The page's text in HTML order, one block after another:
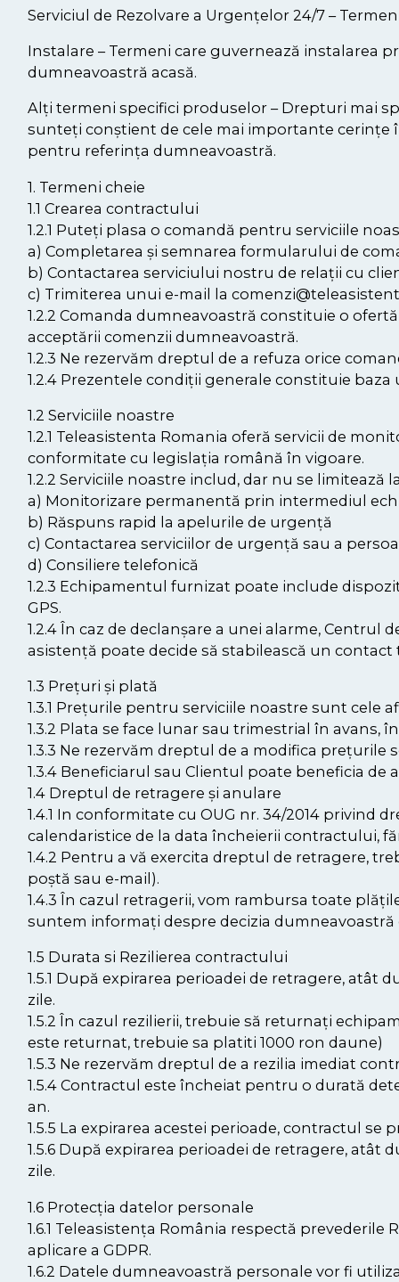
Serviciul de Rezolvare a Urgențelor 24/7 –
Instalare – Termeni care guvernează instalarea
dumneavoastră acasă.
Alți termeni specifici produselor – Drepturi mai
sunteți conștient de cele mai importante cerințe
pentru referința dumneavoastră.
1. Termeni cheie
1.1 Crearea contractului
1.2.1 Puteți plasa o comandă pentru serviciile
a) Completarea și semnarea formularului de
b) Contactarea serviciului nostru de relații cu
c) Trimiterea unui e-mail la
1.2.2 Comanda dumneavoastră constituie o
acceptării comenzii dumneavoastră.
1.2.3 Ne rezervăm dreptul de a refuza orice
1.2.4 Prezentele condiții generale constituie
1.2 Serviciile noastre
1.2.1 Teleasistenta Romania oferă servicii de
conformitate cu legislația română în vigoare.
1.2.2 Serviciile noastre includ, dar nu se limitează
a) Monitorizare permanentă prin intermediul
b) Răspuns rapid la apelurile de urgență
c) Contactarea serviciilor de urgență sau a
d) Consiliere telefonică
1.2.3 Echipamentul furnizat poate include
GPS.
1.2.4 În caz de declanșare a unei alarme,
asistență poate decide să stabilească un
1.3 Prețuri și plată
1.3.1 Prețurile pentru serviciile noastre sunt
1.3.2 Plata se face lunar sau trimestrial în
1.3.3 Ne rezervăm dreptul de a modifica prețurile
1.3.4 Beneficiarul sau Clientul poate beneficia
1.4 Dreptul de retragere și anulare
1.4.1 In conformitate cu OUG nr. 34/2014
calendaristice de la data încheierii contractului,
1.4.2 Pentru a vă exercita dreptul de retragere,
poștă sau e-mail).
1.4.3 În cazul retragerii, vom rambursa toate
suntem informați despre decizia dumneavoastră
1.5 Durata si Rezilierea contractului
1.5.1 După expirarea perioadei de retragere,
zile.
1.5.2 În cazul rezilierii, trebuie să returnați
este returnat, trebuie sa platiti 1000 ron daune)
1.5.3 Ne rezervăm dreptul de a rezilia imediat
1.5.4 Contractul este încheiat pentru o durată
an.
1.5.5 La expirarea acestei perioade, contractul
1.5.6 După expirarea perioadei de retragere,
zile.
1.6 Protecția datelor personale
1.6.1 Teleasistența România respectă
aplicare a GDPR.
1.6.2 Datele dumneavoastră personale vor fi